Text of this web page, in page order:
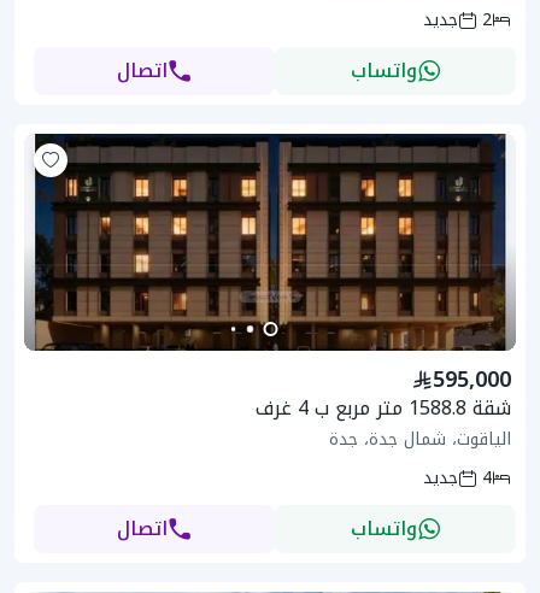
2
جديد
واتساب اتصال
595,000
شقة 1588.8 متر مربع ب 4 غرف
الياقوت، شمال جدة، جدة
4
جديد
واتساب اتصال